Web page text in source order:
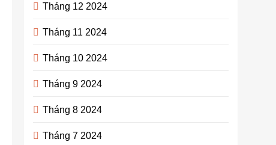
Tháng 12 2024
Tháng 11 2024
Tháng 10 2024
Tháng 9 2024
Tháng 8 2024
Tháng 7 2024